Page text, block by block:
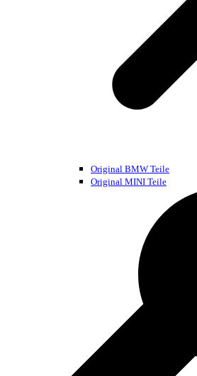
Original BMW Teile
Original MINI Teile